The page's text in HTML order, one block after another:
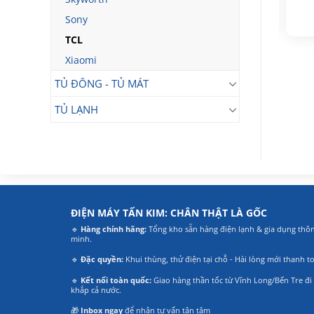
Sony
TCL
Xiaomi
TỦ ĐÔNG - TỦ MÁT
TỦ LẠNH
39.990.000₫.
26.990.000
ĐIỆN MÁY TẤN KIM: CHÂN THẬT LÀ GỐC
🔹 Hàng chính hãng:Tổng kho sẵn hàng điện lạnh & gia dụng
minh.
🔹 Đặc quyền:Khui thùng, thử điện tại chỗ - Hài lòng mới thanh
🔹 Kết nối toàn quốc:Giao hàng thần tốc từ Vĩnh Long/Bến Tre đi
khắp cả nước.
🎁 Inbox ngayđể nhận tư vấn tận tâm